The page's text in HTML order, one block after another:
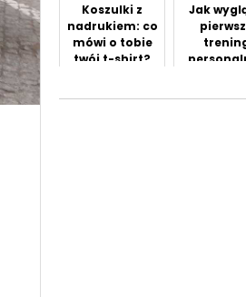
Koszulki z
nadrukiem: co
mówi o tobie
twój t-shirt?
Jak